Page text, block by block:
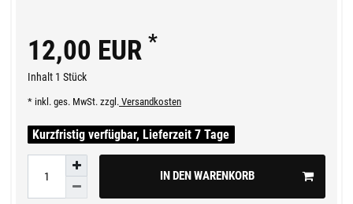
12,00 EUR *
Inhalt 1 Stück
* inkl. ges. MwSt. zzgl. Versandkosten
Kurzfristig verfügbar, Lieferzeit 7 Tage
IN DEN WARENKORB